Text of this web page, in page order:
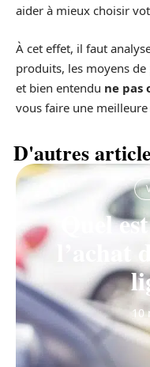
aider à mieux choisir
À cet effet, il faut
produits, les moyens de
et bien entendu ne pas
vous faire une
D'autres
Quel
10